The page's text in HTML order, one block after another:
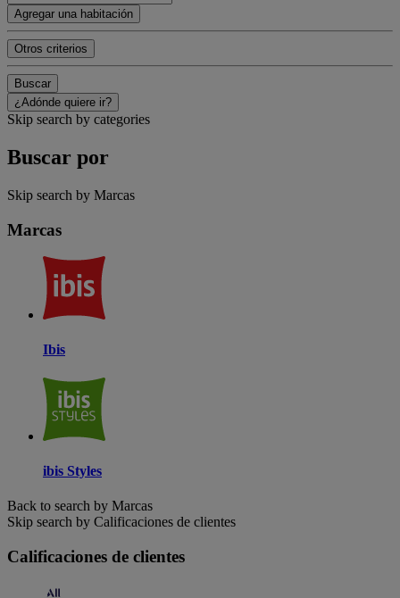
Agregar una habitación
Otros criterios
Buscar
¿Adónde quiere ir?
Skip search by categories
Buscar por
Skip search by Marcas
Marcas
Ibis
ibis Styles
Back to search by Marcas
Skip search by Calificaciones de clientes
Calificaciones de clientes